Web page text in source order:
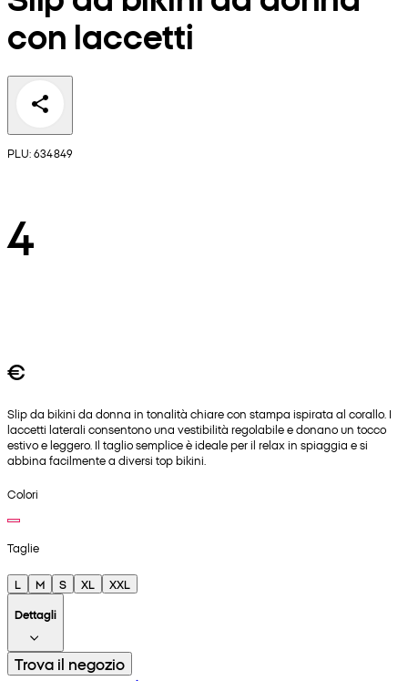
con laccetti
PLU: 634849
4
€
Slip da bikini da donna in tonalità chiare con stampa ispirata al corallo. I
laccetti laterali consentono una vestibilità regolabile e donano un tocco
estivo e leggero. Il taglio semplice è ideale per il relax in spiaggia e si
abbina facilmente a diversi top bikini.
Colori
Taglie
L M S XL
XXL
Dettagli
Trova il negozio